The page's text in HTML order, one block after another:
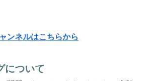
ンネルはこちらから
について